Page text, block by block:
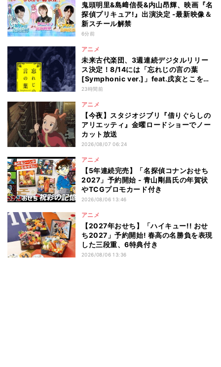
鬼頭明里&島﨑信長&内山昂輝、映画『名
探偵プリキュア!』出演決定 -最新映像＆
新スチール解禁
6分前
アニメ
未来古代楽団、3週連続デジタルリリー
ス決定！8/14には「忘れじの言の葉
[Symphonic ver.]」feat.戌亥とこを配
信
23時間前
アニメ
【今夜】スタジオジブリ『借りぐらしの
アリエッティ』金曜ロードショーでノー
カット放送
2026/08/07 06:24
アニメ
【5年連続完売】「名探偵コナンおせち
2027」予約開始 - 青山剛昌氏の年賀状
やTCGプロモカード付き
2026/08/06 13:46
アニメ
【2027年おせち】「ハイキュー!! おせ
ち2027」予約開始! 春高の名勝負を表現
した三段重、6特典付き
2026/08/06 13:36